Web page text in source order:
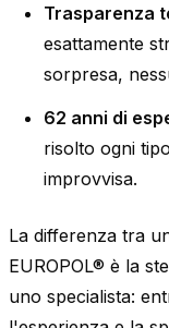
Trasparenza
esattamente
sorpresa,
62 anni di
risolto ogni
improvvisa.
La differenza tra
EUROPOL® è la
uno specialista: